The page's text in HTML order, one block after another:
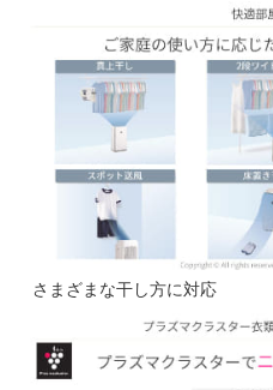
さまざまな干し方に対応